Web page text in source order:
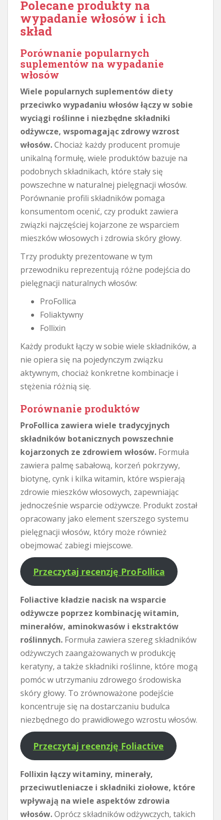
Polecane produkty na
wypadanie włosów i ich
skład
Porównanie popularnych
suplementów na wypadanie
włosów
Wiele popularnych suplementów diety
przeciwko wypadaniu włosów łączy w sobie
wyciągi roślinne i niezbędne składniki
odżywcze, wspomagając zdrowy wzrost
włosów.Chociaż każdy producent promuje
unikalną formułę, wiele produktów bazuje na
podobnych składnikach, które stały się
powszechne w naturalnej pielęgnacji włosów.
Porównanie profili składników pomaga
konsumentom ocenić, czy produkt zawiera
związki najczęściej kojarzone ze wsparciem
mieszków włosowych i zdrowia skóry głowy.
Trzy produkty prezentowane w tym
przewodniku reprezentują różne podejścia do
pielęgnacji naturalnych włosów:
ProFollica
Foliaktywny
Follixin
Każdy produkt łączy w sobie wiele składników, a
nie opiera się na pojedynczym związku
aktywnym, chociaż konkretne kombinacje i
stężenia różnią się.
Porównanie produktów
ProFollica zawiera wiele tradycyjnych
składników botanicznych powszechnie
kojarzonych ze zdrowiem włosów. Formuła
zawiera palmę sabałową, korzeń pokrzywy,
biotynę, cynk i kilka witamin, które wspierają
zdrowie mieszków włosowych, zapewniając
jednocześnie wsparcie odżywcze. Produkt został
opracowany jako element szerszego systemu
pielęgnacji włosów, który może również
obejmować zabiegi miejscowe.
Przeczytaj recenzję ProFollica
Foliactive kładzie nacisk na wsparcie
odżywcze poprzez kombinację witamin,
minerałów, aminokwasów i ekstraktów
roślinnych. Formuła zawiera szereg składników
odżywczych zaangażowanych w produkcję
keratyny, a także składniki roślinne, które mogą
pomóc w utrzymaniu zdrowego środowiska
skóry głowy. To zrównoważone podejście
koncentruje się na dostarczaniu budulca
niezbędnego do prawidłowego wzrostu włosów.
Przeczytaj recenzję Foliactive
Follixin łączy witaminy, minerały,
przeciwutleniacze i składniki ziołowe, które
wpływają na wiele aspektów zdrowia
włosów.Oprócz składników odżywczych, takich